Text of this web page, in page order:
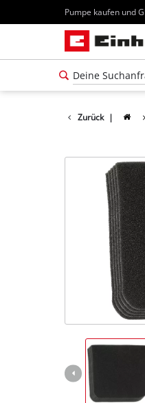
Pumpe kaufen und
Zurück |